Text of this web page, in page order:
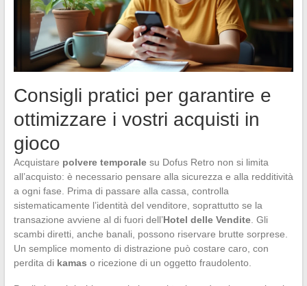
Consigli pratici per garantire e
ottimizzare i vostri acquisti in
gioco
Acquistare polvere temporalesu Dofus Retro non si limita
all’acquisto: è necessario pensare alla sicurezza e alla redditività
a ogni fase. Prima di passare alla cassa, controlla
sistematicamente l’identità del venditore, soprattutto se la
transazione avviene al di fuori dell’Hotel delle Vendite. Gli
scambi diretti, anche banali, possono riservare brutte sorprese.
Un semplice momento di distrazione può costare caro, con
perdita di kamas o ricezione di un oggetto fraudolento.